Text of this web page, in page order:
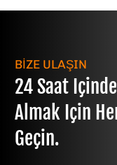
BİZE ULAŞIN
24 Saat
Almak Için
Geçin.